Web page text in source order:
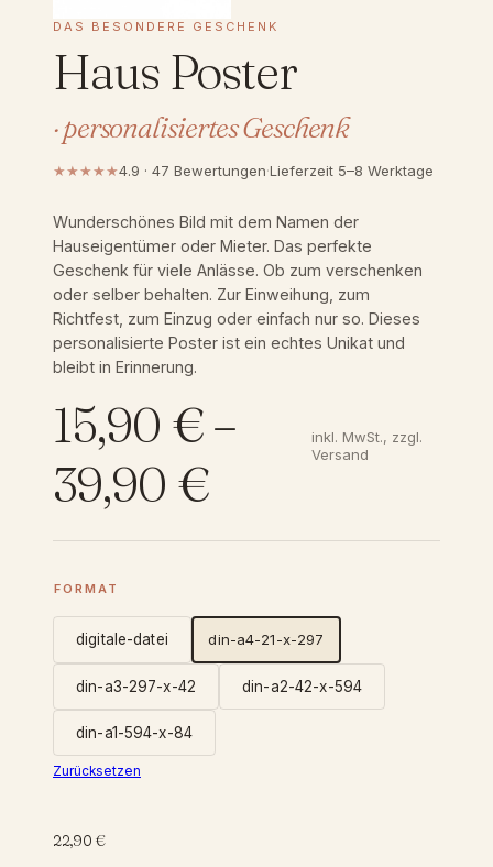
DAS BESONDERE GESCHENK
Haus Poster
· personalisiertes Geschenk
★★★★★4.9 · 47 Bewertungen·Lieferzeit 5–8 Werktage
Wunderschönes Bild mit dem Namen der
Hauseigentümer oder Mieter. Das perfekte
Geschenk für viele Anlässe. Ob zum verschenken
oder selber behalten. Zur Einweihung, zum
Richtfest, zum Einzug oder einfach nur so. Dieses
personalisierte Poster ist ein echtes Unikat und
bleibt in Erinnerung.
15,90 €–
39,90 €P
r
e
i
s
inkl. MwSt., zzgl.
Versand
FORMAT
digitale-datei din-a4-21-x-297
din-a3-297-x-42 din-a2-42-x-594
din-a1-594-x-84
Zurücksetzen
22,90 €